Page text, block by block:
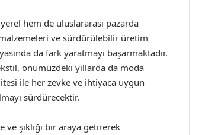
hem de uluslararası pazarda
ve sürdürülebilir üretim
da fark yaratmayı başarmaktadır.
önümüzdeki yıllarda da moda
ile her zevke ve ihtiyaca uygun
sürdürecektir.
şıklığı bir araya getirerek